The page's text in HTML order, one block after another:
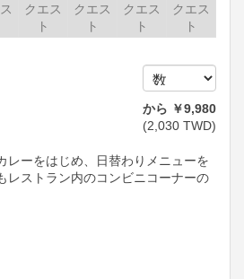
クエス
ト
クエス
ト
クエス
ト
クエス
ト
から ￥9,980
(2,030 TWD)
レーをはじめ、日替わりメニューを
レストラン内のコンビニコーナーの